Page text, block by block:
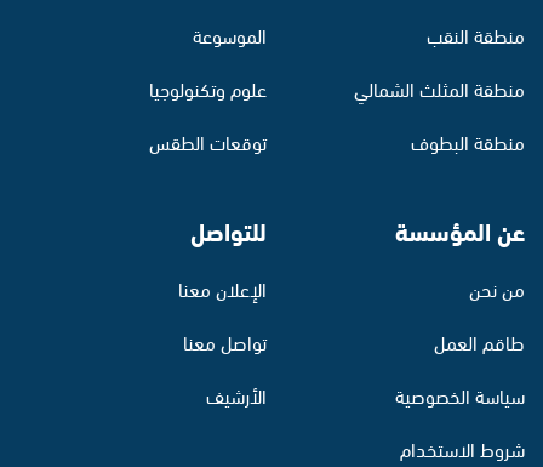
منطقة النقب
منطقة المثلث الشمالي
منطقة البطوف
الموسوعة
علوم وتكنولوجيا
توقعات الطقس
عن المؤسسة
من نحن
طاقم العمل
سياسة الخصوصية
شروط الاستخدام
للتواصل
الإعلان معنا
تواصل معنا
الأرشيف